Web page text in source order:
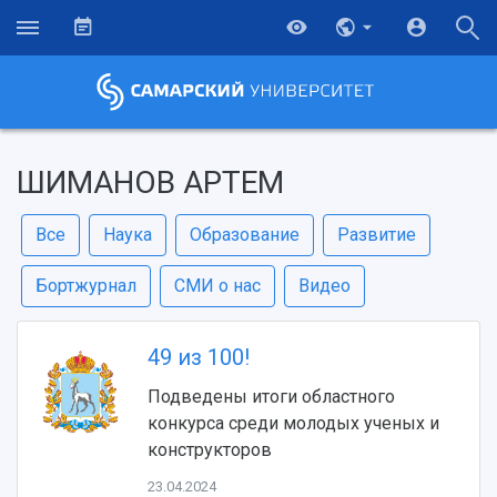
ШИМАНОВ АРТЕМ
Все Наука Образование Развитие
Бортжурнал СМИ о нас Видео
49 из 100!
Подведены итоги областного
конкурса среди молодых ученых и
конструкторов
23.04.2024